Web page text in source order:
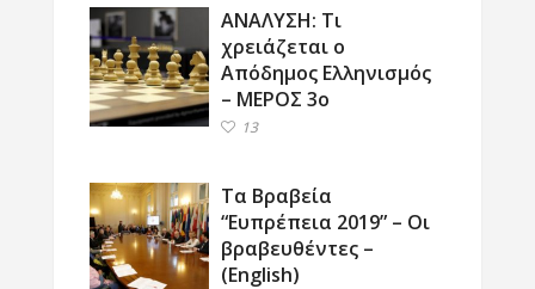
ΑΝΑΛΥΣΗ: Τι
χρειάζεται ο
Απόδημος Ελληνισμός
– ΜΕΡΟΣ 3ο
13
Τα Βραβεία
“Ευπρέπεια 2019” – Οι
βραβευθέντες –
(English)